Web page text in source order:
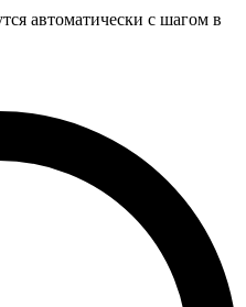
автоматически с шагом в